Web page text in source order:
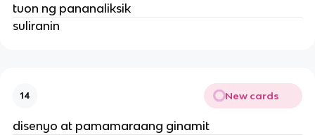
tuon ng pananaliksik
suliranin
14 New cards
disenyo at pamamaraang ginamit